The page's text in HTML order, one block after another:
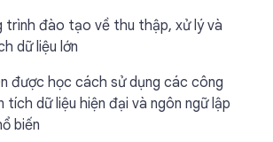
trình đào tạo về thu thập, xử lý và
dữ liệu lớn
được học cách sử dụng các công
tích dữ liệu hiện đại và ngôn ngữ lập
biến